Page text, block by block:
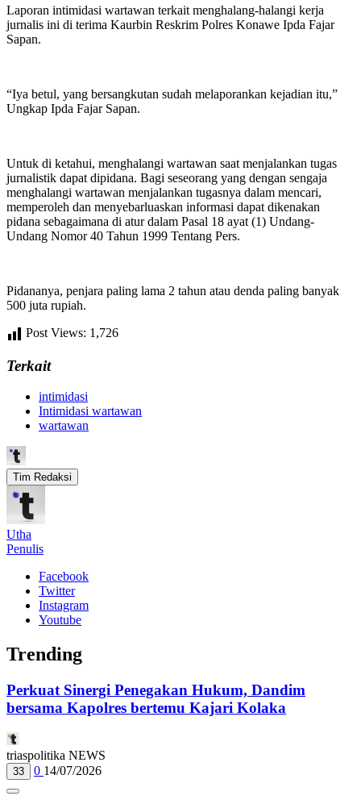
Laporan intimidasi wartawan terkait menghalang-halangi kerja
jurnalis ini di terima Kaurbin Reskrim Polres Konawe Ipda Fajar
Sapan.
“Iya betul, yang bersangkutan sudah melaporankan kejadian itu,”
Ungkap Ipda Fajar Sapan.
Untuk di ketahui, menghalangi wartawan saat menjalankan tugas
jurnalistik dapat dipidana. Bagi seseorang yang dengan sengaja
menghalangi wartawan menjalankan tugasnya dalam mencari,
memperoleh dan menyebarluaskan informasi dapat dikenakan
pidana sebagaimana di atur dalam Pasal 18 ayat (1) Undang-
Undang Nomor 40 Tahun 1999 Tentang Pers.
Pidananya, penjara paling lama 2 tahun atau denda paling banyak
500 juta rupiah.
Post Views: 1,726
Terkait
intimidasi
Intimidasi wartawan
wartawan
Tim Redaksi
Utha
Penulis
Facebook
Twitter
Instagram
Youtube
Trending
Perkuat Sinergi Penegakan Hukum, Dandim
bersama Kapolres bertemu Kajari Kolaka
triaspolitika NEWS
33 0 14/07/2026